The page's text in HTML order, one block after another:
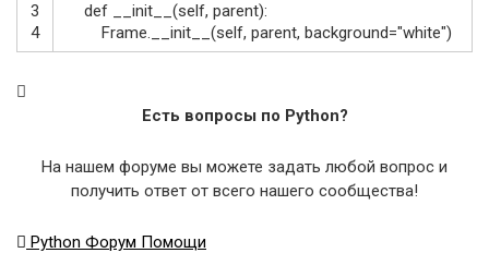
3
4
def __init__ (self, parent):
Frame. __init__ (self, parent, background="white")
Есть вопросы по Python?
На нашем форуме вы можете задать любой вопрос и
получить ответ от всего нашего сообщества!
Python Форум Помощи